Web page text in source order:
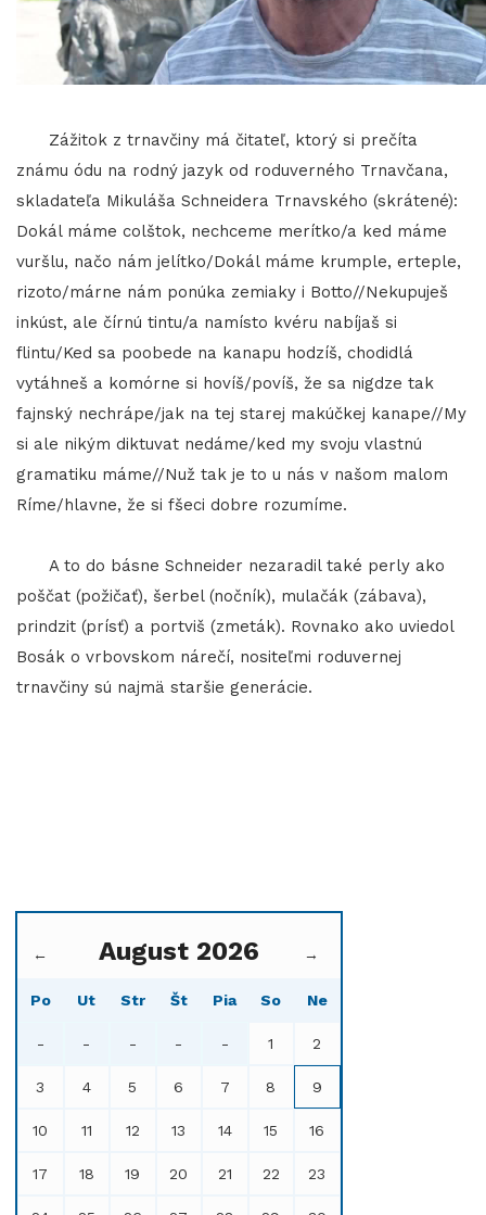
Zážitok z trnavčiny má čitateľ, ktorý si prečíta
známu ódu na rodný jazyk od roduverného Trnavčana,
skladateľa Mikuláša Schneidera Trnavského (skrátené):
Dokál máme colštok, nechceme merítko/a ked máme
vuršlu, načo nám jelítko/Dokál máme krumple, erteple,
rizoto/márne nám ponúka zemiaky i Botto//Nekupuješ
inkúst, ale čírnú tintu/a namísto kvéru nabíjaš si
flintu/Ked sa poobede na kanapu hodzíš, chodidlá
vytáhneš a komórne si hovíš/povíš, že sa nigdze tak
fajnský nechrápe/jak na tej starej makúčkej kanape//My
si ale nikým diktuvat nedáme/ked my svoju vlastnú
gramatiku máme//Nuž tak je to u nás v našom malom
Ríme/hlavne, že si fšeci dobre rozumíme.
A to do básne Schneider nezaradil také perly ako
poščat (požičať), šerbel (nočník), mulačák (zábava),
prindzit (prísť) a portviš (zmeták). Rovnako ako uviedol
Bosák o vrbovskom nárečí, nositeľmi roduvernej
trnavčiny sú najmä staršie generácie.
← August 2026 →
Po Ut Str Št Pia So Ne
- - - - - 1 2
3 4 5 6 7 8 9
10 11 12 13 14 15 16
17 18 19 20 21 22 23